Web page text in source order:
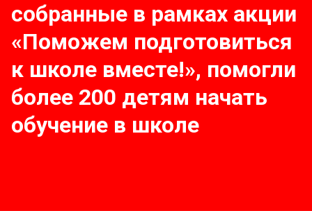
собранные в рамках акции
«Поможем подготовиться
к школе вместе!», помогли
более 200 детям начать
обучение в школе